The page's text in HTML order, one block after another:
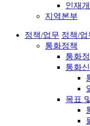
인재
지역본부
정책/업무 정책/업
통화정책
통화
통화
목표